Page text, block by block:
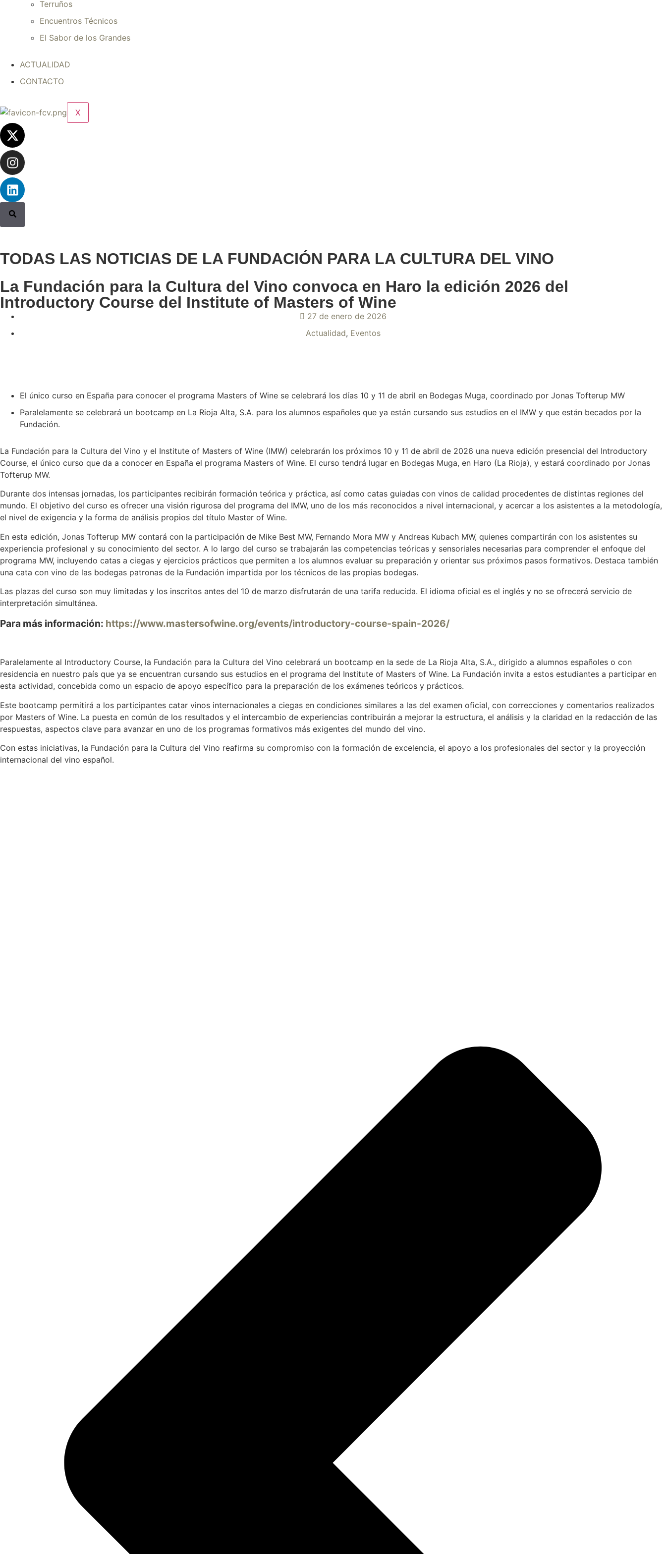
Terruños
Encuentros Técnicos
El Sabor de los Grandes
ACTUALIDAD
CONTACTO
X
TODAS LAS NOTICIAS DE LA FUNDACIÓN PARA LA CULTURA DEL VINO
La Fundación para la Cultura del Vino convoca en Haro la edición 2026 del
Introductory Course del Institute of Masters of Wine
27 de enero de 2026
Actualidad, Eventos
El único curso en España para conocer el programa Masters of Wine se celebrará los días 10 y 11 de abril en Bodegas Muga, coordinado por Jonas Tofterup MW
Paralelamente se celebrará un bootcamp en La Rioja Alta, S.A. para los alumnos españoles que ya están cursando sus estudios en el IMW y que están becados por la
Fundación.
La Fundación para la Cultura del Vino y el Institute of Masters of Wine (IMW) celebrarán los próximos 10 y 11 de abril de 2026 una nueva edición presencial del Introductory
Course, el único curso que da a conocer en España el programa Masters of Wine. El curso tendrá lugar en Bodegas Muga, en Haro (La Rioja), y estará coordinado por Jonas
Tofterup MW.
Durante dos intensas jornadas, los participantes recibirán formación teórica y práctica, así como catas guiadas con vinos de calidad procedentes de distintas regiones del
mundo. El objetivo del curso es ofrecer una visión rigurosa del programa del IMW, uno de los más reconocidos a nivel internacional, y acercar a los asistentes a la metodología,
el nivel de exigencia y la forma de análisis propios del título Master of Wine.
En esta edición, Jonas Tofterup MW contará con la participación de Mike Best MW, Fernando Mora MW y Andreas Kubach MW, quienes compartirán con los asistentes su
experiencia profesional y su conocimiento del sector. A lo largo del curso se trabajarán las competencias teóricas y sensoriales necesarias para comprender el enfoque del
programa MW, incluyendo catas a ciegas y ejercicios prácticos que permiten a los alumnos evaluar su preparación y orientar sus próximos pasos formativos. Destaca también
una cata con vino de las bodegas patronas de la Fundación impartida por los técnicos de las propias bodegas.
Las plazas del curso son muy limitadas y los inscritos antes del 10 de marzo disfrutarán de una tarifa reducida. El idioma oficial es el inglés y no se ofrecerá servicio de
interpretación simultánea.
Para más información: https://www.mastersofwine.org/events/introductory-course-spain-2026/
Paralelamente al Introductory Course, la Fundación para la Cultura del Vino celebrará un bootcamp en la sede de La Rioja Alta, S.A., dirigido a alumnos españoles o con
residencia en nuestro país que ya se encuentran cursando sus estudios en el programa del Institute of Masters of Wine. La Fundación invita a estos estudiantes a participar en
esta actividad, concebida como un espacio de apoyo específico para la preparación de los exámenes teóricos y prácticos.
Este bootcamp permitirá a los participantes catar vinos internacionales a ciegas en condiciones similares a las del examen oficial, con correcciones y comentarios realizados
por Masters of Wine. La puesta en común de los resultados y el intercambio de experiencias contribuirán a mejorar la estructura, el análisis y la claridad en la redacción de las
respuestas, aspectos clave para avanzar en uno de los programas formativos más exigentes del mundo del vino.
Con estas iniciativas, la Fundación para la Cultura del Vino reafirma su compromiso con la formación de excelencia, el apoyo a los profesionales del sector y la proyección
internacional del vino español.